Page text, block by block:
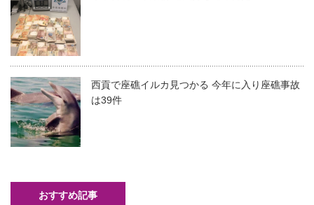
西貢で座礁イルカ見つかる 今年に入り座礁事故
は39件
おすすめ記事